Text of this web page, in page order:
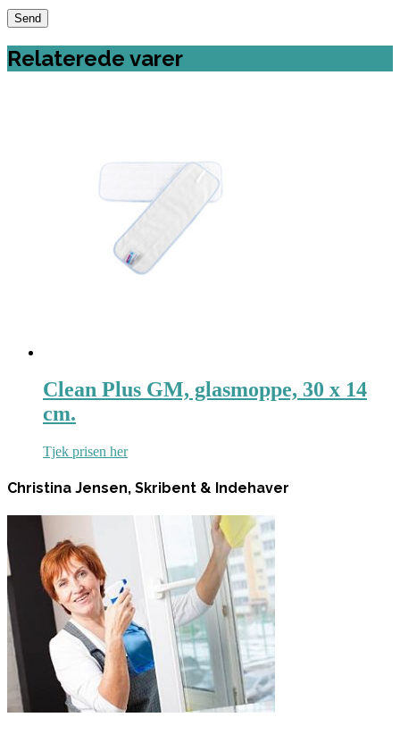
Relaterede varer
Clean Plus GM, glasmoppe, 30 x 14
cm.
Tjek prisen her
Christina Jensen, Skribent & Indehaver